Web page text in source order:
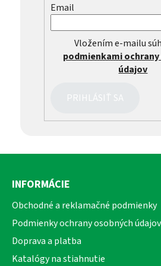
Email
Vložením e-mailu
podmienkami
údajov
PRIHLÁSIŤ SA
Z
INFORMÁCIE
Obchodné a reklamačné podmienky
Podmienky ochrany osobných údajov
Doprava a platba
Katalógy na stiahnutie